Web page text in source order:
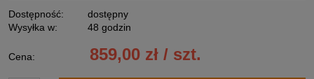
Dostępność:
dostępny
Wysyłka w:
48 godzin
Cena: 859,00 zł / szt.